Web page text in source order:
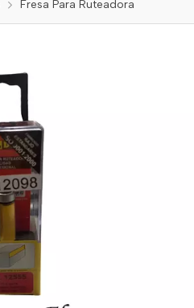
Fresa Para Ruteadora